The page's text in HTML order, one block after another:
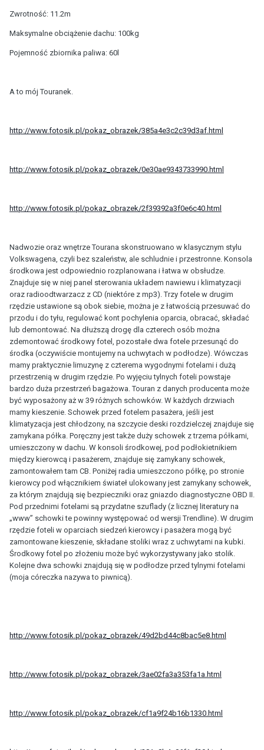
Zwrotność: 11.2m
Maksymalne obciążenie dachu: 100kg
Pojemność zbiornika paliwa: 60l
A to mój Touranek.
http://www.fotosik.pl/pokaz_obrazek/385a4e3c2c39d3af.html
http://www.fotosik.pl/pokaz_obrazek/0e30ae9343733990.html
http://www.fotosik.pl/pokaz_obrazek/2f39392a3f0e6c40.html
Nadwozie oraz wnętrze Tourana skonstruowano w klasycznym stylu
Volkswagena, czyli bez szaleństw, ale schludnie i przestronne. Konsola
środkowa jest odpowiednio rozplanowana i łatwa w obsłudze.
Znajduje się w niej panel sterowania układem nawiewu i klimatyzacji
oraz radioodtwarzacz z CD (niektóre z mp3). Trzy fotele w drugim
rzędzie ustawione są obok siebie, można je z łatwością przesuwać do
przodu i do tyłu, regulować kont pochylenia oparcia, obracać, składać
lub demontować. Na dłuższą drogę dla czterech osób można
zdemontować środkowy fotel, pozostałe dwa fotele przesunąć do
środka (oczywiście montujemy na uchwytach w podłodze). Wówczas
mamy praktycznie limuzynę z czterema wygodnymi fotelami i dużą
przestrzenią w drugim rzędzie. Po wyjęciu tylnych foteli powstaje
bardzo duża przestrzeń bagażowa. Touran z danych producenta może
być wyposażony aż w 39 różnych schowków. W każdych drzwiach
mamy kieszenie. Schowek przed fotelem pasażera, jeśli jest
klimatyzacja jest chłodzony, na szczycie deski rozdzielczej znajduje się
zamykana półka. Poręczny jest także duży schowek z trzema półkami,
umieszczony w dachu. W konsoli środkowej, pod podłokietnikiem
między kierowcą i pasażerem, znajduje się zamykany schowek,
zamontowałem tam CB. Poniżej radia umieszczono półkę, po stronie
kierowcy pod włącznikiem świateł ulokowany jest zamykany schowek,
za którym znajdują się bezpieczniki oraz gniazdo diagnostyczne OBD II.
Pod przednimi fotelami są przydatne szuflady (z licznej literatury na
„www” schowki te powinny występować od wersji Trendline). W drugim
rzędzie foteli w oparciach siedzeń kierowcy i pasażera mogą być
zamontowane kieszenie, składane stoliki wraz z uchwytami na kubki.
Środkowy fotel po złożeniu może być wykorzystywany jako stolik.
Kolejne dwa schowki znajdują się w podłodze przed tylnymi fotelami
(moja córeczka nazywa to piwnicą).
http://www.fotosik.pl/pokaz_obrazek/49d2bd44c8bac5e8.html
http://www.fotosik.pl/pokaz_obrazek/3ae02fa3a353fa1a.html
http://www.fotosik.pl/pokaz_obrazek/cf1a9f24b16b1330.html